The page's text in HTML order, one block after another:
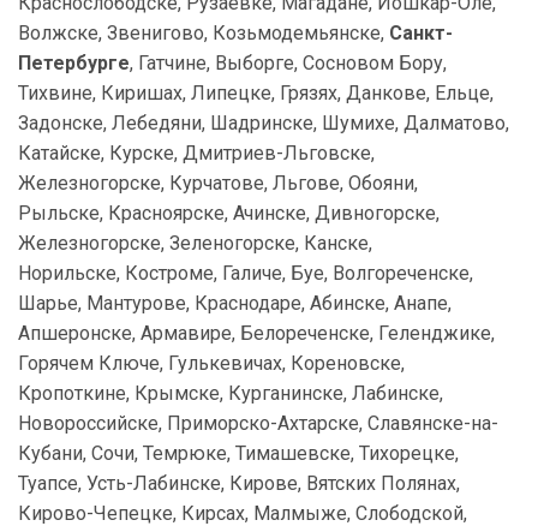
Волжске, Звенигово, Козьмодемьянске, Санкт-
Петербурге, Гатчине, Выборге, Сосновом Бору,
Тихвине, Киришах, Липецке, Грязях, Данкове, Ельце,
Задонске, Лебедяни, Шадринске, Шумихе, Далматово,
Катайске, Курске, Дмитриев-Льговске,
Железногорске, Курчатове, Льгове, Обояни,
Рыльске, Красноярске, Ачинске, Дивногорске,
Железногорске, Зеленогорске, Канске,
Норильске, Костроме, Галиче, Буе, Волгореченске,
Шарье, Мантурове, Краснодаре, Абинске, Анапе,
Апшеронске, Армавире, Белореченске, Геленджике,
Горячем Ключе, Гулькевичах, Кореновске,
Кропоткине, Крымске, Курганинске, Лабинске,
Новороссийске, Приморско-Ахтарске, Славянске-на-
Кубани, Сочи, Темрюке, Тимашевске, Тихорецке,
Туапсе, Усть-Лабинске, Кирове, Вятских Полянах,
Кирово-Чепецке, Кирсах, Малмыже, Слободской,